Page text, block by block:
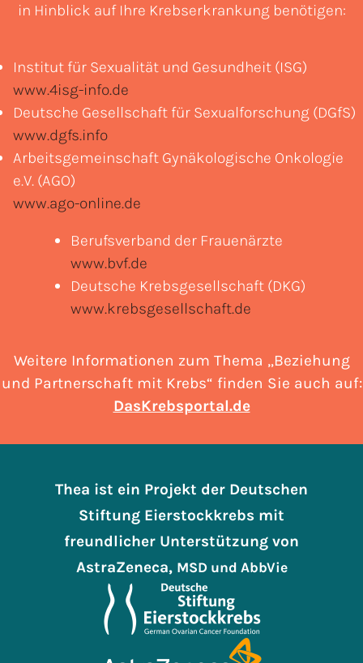
in Hinblick auf Ihre Krebserkrankung benötigen:
Institut für Sexualität und Gesundheit (ISG)
www.4isg-info.de
Deutsche Gesellschaft für Sexualforschung (DGfS)
www.dgfs.info
Arbeitsgemeinschaft Gynäkologische Onkologie
e.V. (AGO)
www.ago-online.de
Berufsverband der Frauenärzte
www.bvf.de
Deutsche Krebsgesellschaft (DKG)
www.krebsgesellschaft.de
Weitere Informationen zum Thema „Beziehung
und Partnerschaft mit Krebs“ finden Sie auch auf:
DasKrebsportal.de
Thea ist ein Projekt der Deutschen
Stiftung Eierstockkrebs mit
freundlicher Unterstützung von
AstraZeneca, MSDund AbbVie